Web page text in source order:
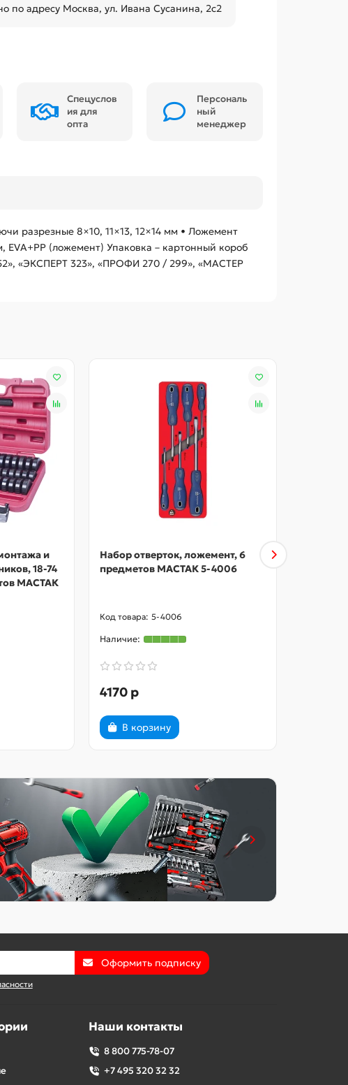
по адресу Москва, ул. Ивана Сусанина, 2с2
Спецуслов
ия для
опта
Персональ
ный
менеджер
разрезные 8×10, 11×13, 12×14 мм • Ложемент
(ложемент) Упаковка – картонный короб
«ЭКСПЕРТ 323», «ПРОФИ 270 / 299», «МАСТЕР
и
18-74
МАСТАК
Набор отверток, ложемент, 6
предметов МАСТАК 5-4006
5-4006
4170 р
В корзину
Оформить подписку
Наши контакты
8 800 775-78-07
+7 495 320 32 32